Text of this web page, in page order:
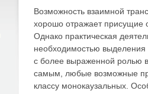
Возможность взаимной
хорошо отражает присущие
Однако практическая
необходимостью выделения
с более выраженной ролью
самым, любые возможные
классу монокаузальных.